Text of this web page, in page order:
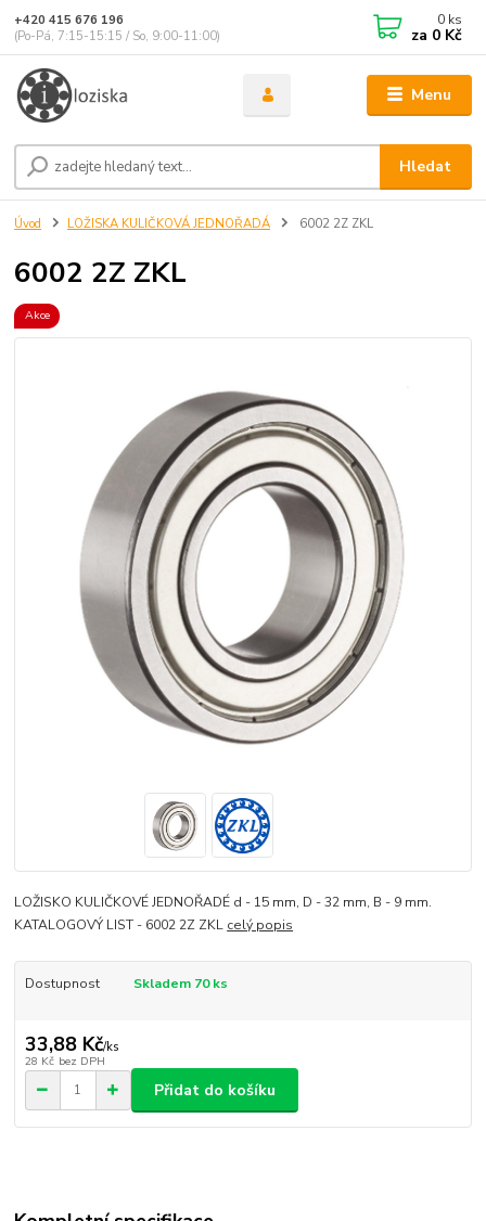
Menu
Hledat
+420 415 676 196
(Po-Pá, 7:15-15:15 / So, 9:00-11:00)
0 ks
za 0 Kč
Úvod LOŽISKA KULIČKOVÁ JEDNOŘADÁ 6002 2Z ZKL
6002 2Z ZKL
Akce
LOŽISKO KULIČKOVÉ JEDNOŘADÉ d - 15 mm, D - 32 mm, B - 9 mm.
KATALOGOVÝ LIST - 6002 2Z ZKL celý popis
Dostupnost Skladem 70 ks
33,88 Kč/ks
28 Kč bez DPH
Přidat do košíku